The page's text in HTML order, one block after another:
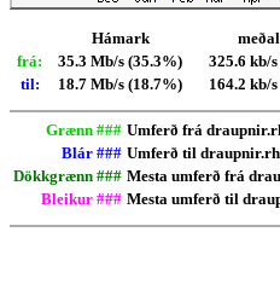
Hámark
frá:
35.3 Mb/s (35.3%) 325.6 kb/
til:
18.7 Mb/s (18.7%) 164.2 kb/
Grænn ### Umferð frá
Blár ### Umferð til
Dökkgrænn ### Mesta umferð frá
Bleikur ### Mesta umferð til